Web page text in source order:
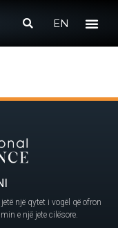
EN
një qytet i vogël që ofron
e një jete cilësore.